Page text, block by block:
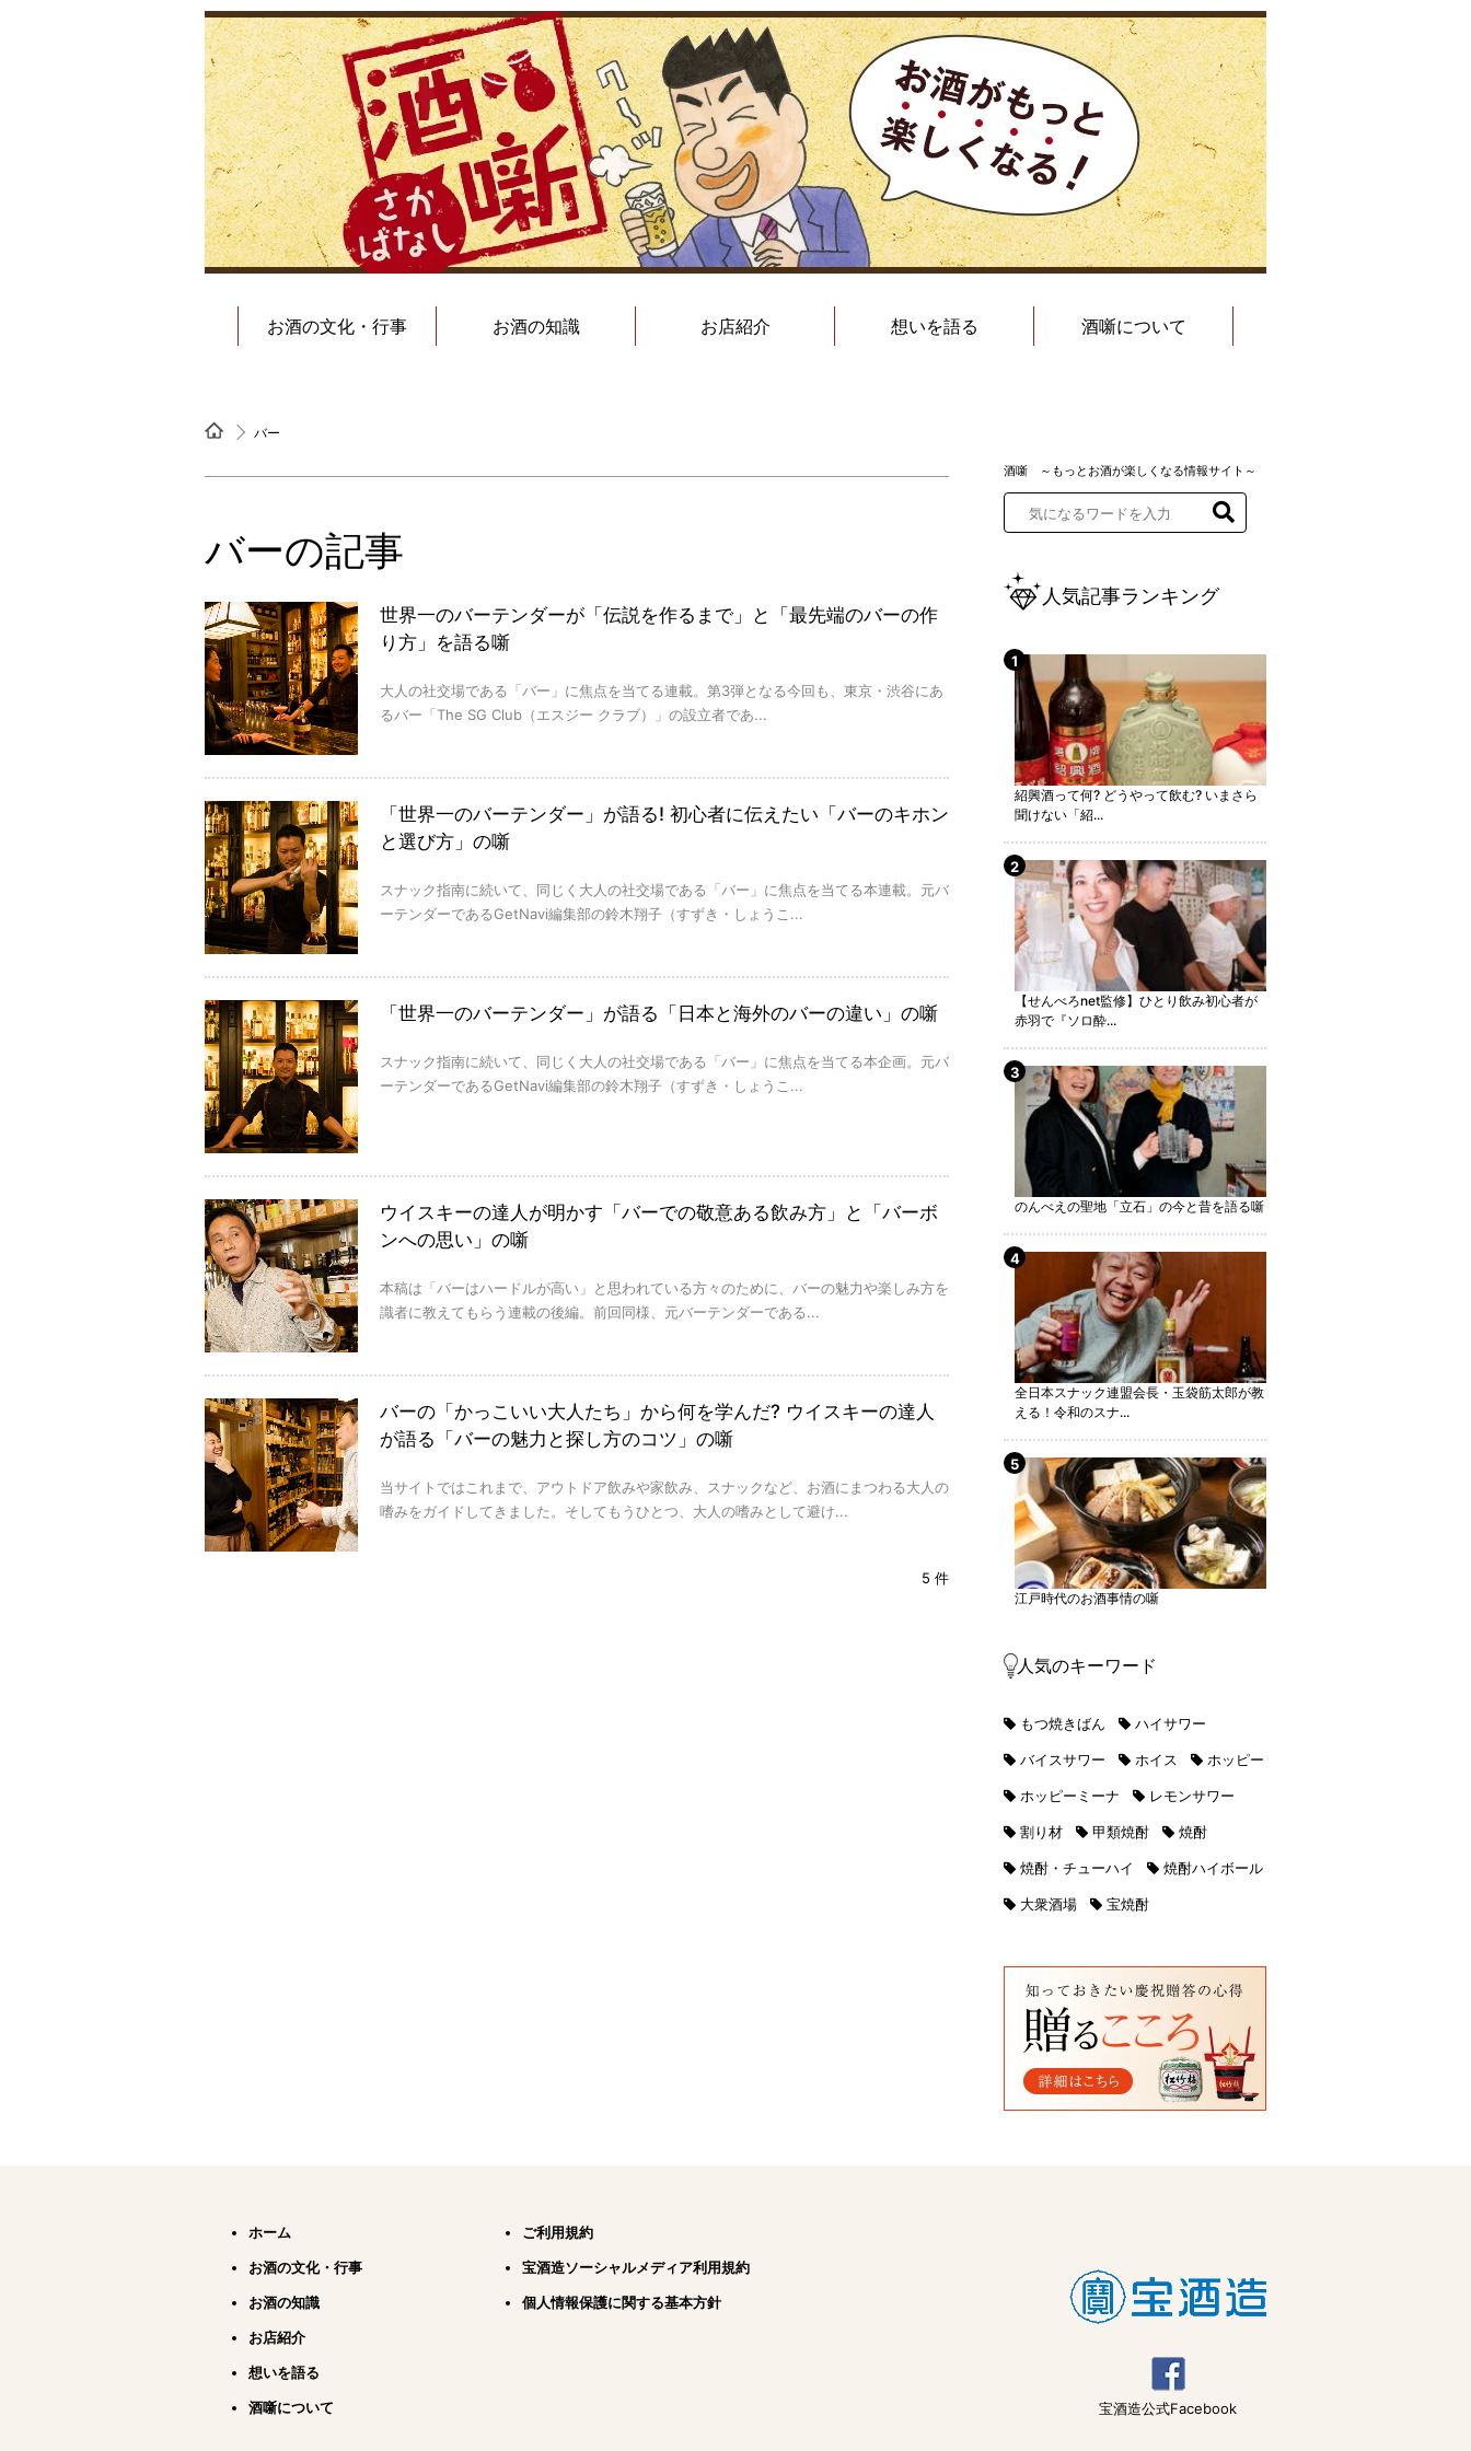
お酒の文化・行事 お酒の知識 お店紹介 想いを語る 酒噺について
バー
バーの記事
世界一のバーテンダーが「伝説を作るまで」と「最先端のバーの作
り方」を語る噺
大人の社交場である「バー」に焦点を当てる連載。第3弾となる今回も、東京・渋谷にあ
るバー「The SG Club（エスジー クラブ）」の設立者であ...
「世界一のバーテンダー」が語る! 初心者に伝えたい「バーのキホン
と選び方」の噺
スナック指南に続いて、同じく大人の社交場である「バー」に焦点を当てる本連載。元バ
ーテンダーであるGetNavi編集部の鈴木翔子（すずき・しょうこ...
「世界一のバーテンダー」が語る「日本と海外のバーの違い」の噺
スナック指南に続いて、同じく大人の社交場である「バー」に焦点を当てる本企画。元バ
ーテンダーであるGetNavi編集部の鈴木翔子（すずき・しょうこ...
ウイスキーの達人が明かす「バーでの敬意ある飲み方」と「バーボ
ンへの思い」の噺
本稿は「バーはハードルが高い」と思われている方々のために、バーの魅力や楽しみ方を
識者に教えてもらう連載の後編。前回同様、元バーテンダーである...
バーの「かっこいい大人たち」から何を学んだ? ウイスキーの達人
が語る「バーの魅力と探し方のコツ」の噺
当サイトではこれまで、アウトドア飲みや家飲み、スナックなど、お酒にまつわる大人の
嗜みをガイドしてきました。そしてもうひとつ、大人の嗜みとして避け...
5 件
酒噺 ～もっとお酒が楽しくなる情報サイト～
人気記事ランキング
紹興酒って何? どうやって飲む? いまさら
聞けない「紹...
【せんべろnet監修】ひとり飲み初心者が
赤羽で『ソロ酔...
のんべえの聖地「立石」の今と昔を語る噺
全日本スナック連盟会長・玉袋筋太郎が教
える！令和のスナ...
江戸時代のお酒事情の噺
人気のキーワード
もつ焼きばん ハイサワー
バイスサワー ホイス ホッピー
ホッピーミーナ レモンサワー
割り材 甲類焼酎 焼酎
焼酎・チューハイ 焼酎ハイボール
大衆酒場 宝焼酎
ホーム
お酒の文化・行事
お酒の知識
お店紹介
想いを語る
酒噺について
ご利用規約
宝酒造ソーシャルメディア利用規約
個人情報保護に関する基本方針
宝酒造公式Facebook